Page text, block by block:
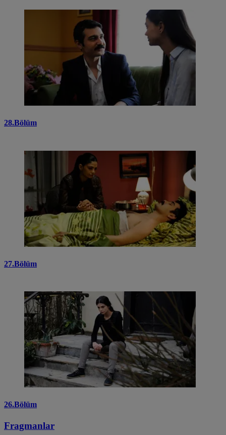
28.Bölüm
27.Bölüm
26.Bölüm
Fragmanlar